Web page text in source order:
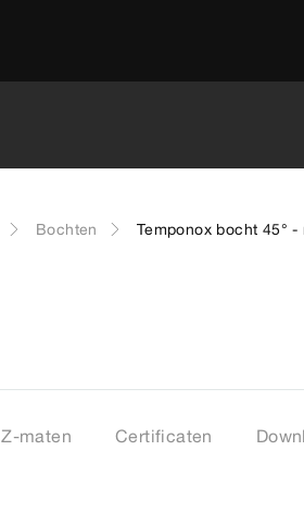
Bochten Temponox bocht 45° -
Z-maten Certificaten